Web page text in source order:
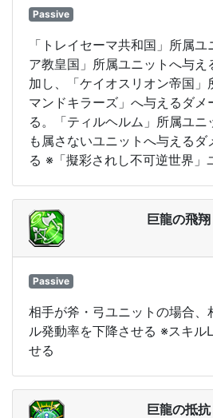
Passive
「トレイセーマ共和国」所属
ア教皇国」所属ユニットへ与え
加し、「ケイオスリオン帝国」
マンドキラーズ」へ与えるダメ
る。「ティルヘルム」所属ユニ
も属さないユニットへ与える
る ※「擬彩されし不可逆世界」
巨龍の飛翔
Passive
相手が斧・弓ユニットの場合、
ル発動率を下降させる ※スキル
せる
巨龍の抵抗